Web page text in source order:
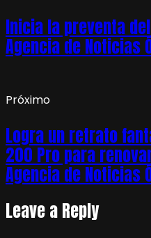
Inicia la preventa del
Agencia de Noticias
Próximo
Logra un retrato
200 Pro para
Agencia de Noticias
Leave a Reply